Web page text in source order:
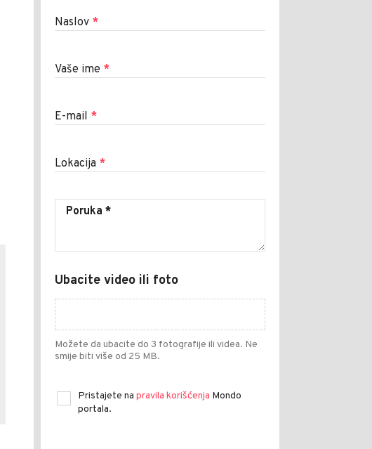
Naslov *
Vaše ime *
E-mail *
Lokacija *
Ubacite video ili foto
Možete da ubacite do 3 fotografije ili videa. Ne
smije biti više od 25 MB.
Pristajete na pravila korišćenja Mondo
portala.